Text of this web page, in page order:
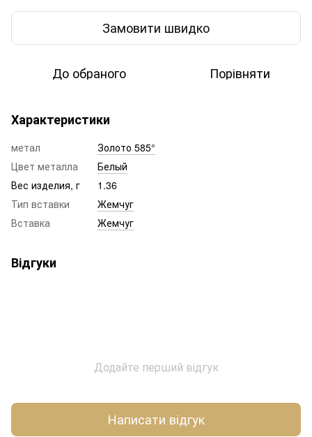
Замовити швидко
До обраного Порівняти
Характеристики
метал
Золото 585°
Цвет металла
Белый
Вес изделия, г
1.36
Тип вставки
Жемчуг
Вставка
Жемчуг
Відгуки
Додайте перший відгук
Написати відгук